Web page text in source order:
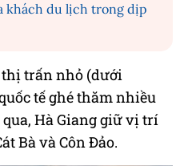
khách du lịch trong dịp
thị trấn nhỏ (dưới
tế ghé thăm nhiều
Hà Giang giữ vị trí
Bà và Côn Đảo.